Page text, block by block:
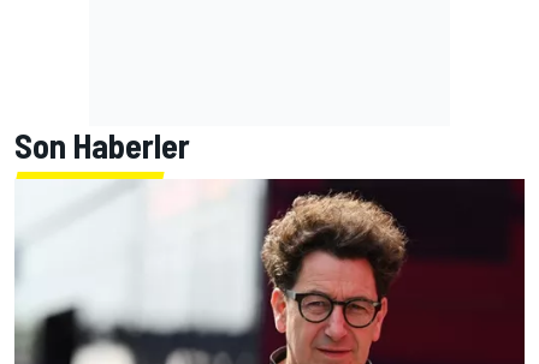
Son Haberler